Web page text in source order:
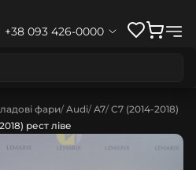
+38 093 426-0000
фари Audi A7 C7 (2014-2018)
рест ліве